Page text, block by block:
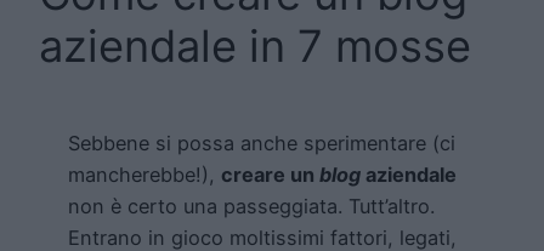
aziendale in 7 mosse
Sebbene si possa anche sperimentare (ci
mancherebbe!), creare un blog aziendale
non è certo una passeggiata. Tutt’altro.
Entrano in gioco moltissimi fattori, legati,